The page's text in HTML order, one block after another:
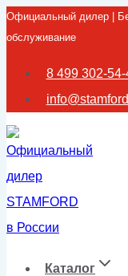
Перейти
к
содержимому
Официальный дилер |
обслуживание
8 499 302-54-
Каталог